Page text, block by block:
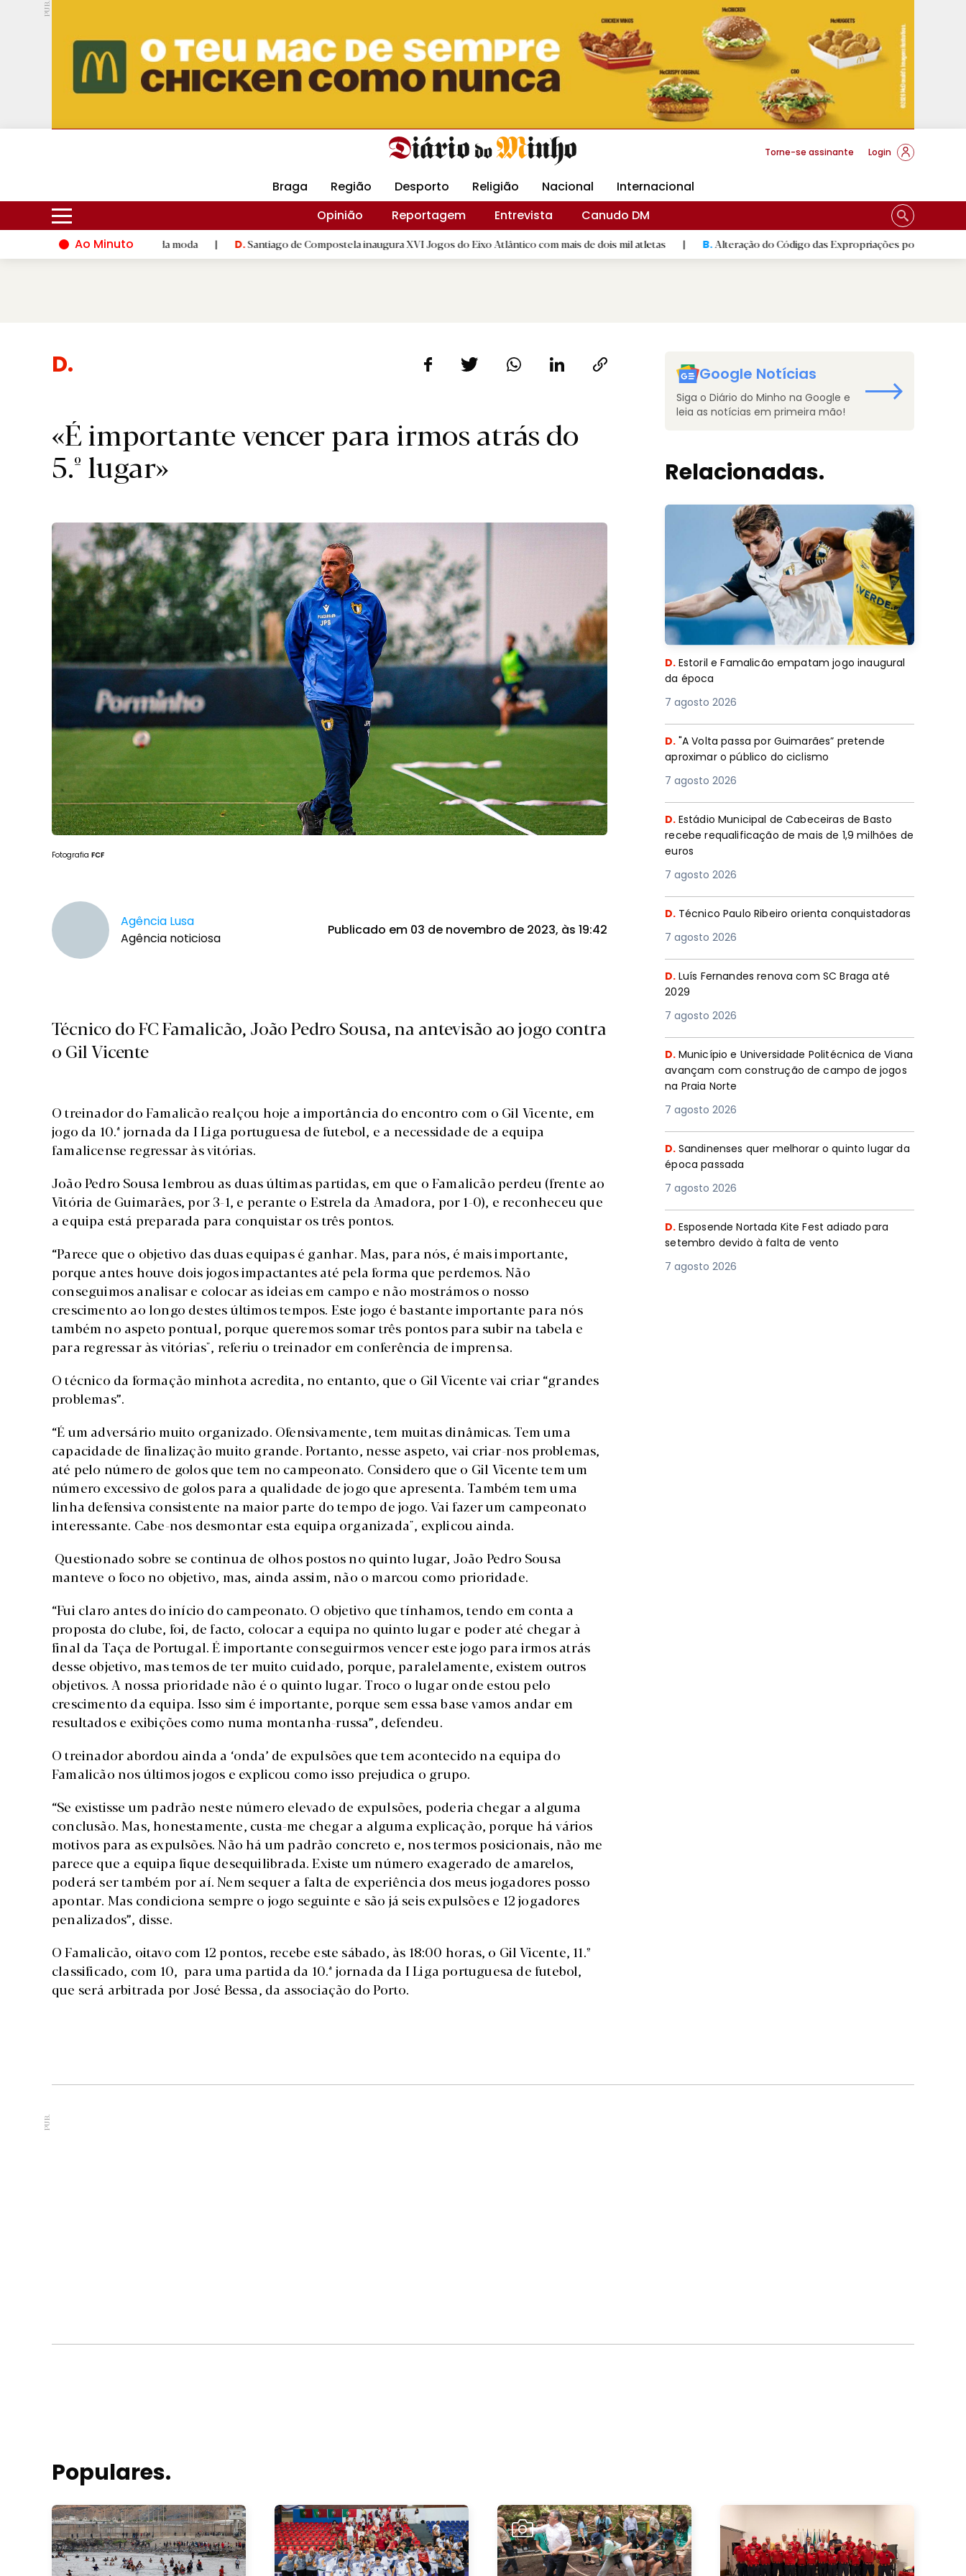
PUB.
Hoje 17ºC 24ºC DMtv Revista Minha Gráfica DM Livraria DM Arquidiocese Braga
Torne-se assinante Login
Braga Região Desporto Religião Nacional
Internacional
Opinião
Reportagem Entrevista
Canudo DM
Ao Minuto
do mundo da moda D.Santiago de Compostela inaugura XVI Jogos do Eixo Atlântico com mais de dois mil atletas | B.Alteração do Código das Expropriações pode ajudar construção da
Desporto.
«É importante vencer para irmos atrás do
5.º lugar»
Fotografia FCF
Agência Lusa
Agência noticiosa
Publicado em 03 de novembro de 2023, às 19:42
Técnico do FC Famalicão, João Pedro Sousa, na antevisão ao jogo contra
o Gil Vicente
O treinador do Famalicão realçou hoje a importância do encontro com o Gil Vicente, em
jogo da 10.ª jornada da I Liga portuguesa de futebol, e a necessidade de a equipa
famalicense regressar às vitórias.
João Pedro Sousa lembrou as duas últimas partidas, em que o Famalicão perdeu (frente ao
Vitória de Guimarães, por 3-1, e perante o Estrela da Amadora, por 1-0), e reconheceu que
a equipa está preparada para conquistar os três pontos.
“Parece que o objetivo das duas equipas é ganhar. Mas, para nós, é mais importante,
porque antes houve dois jogos impactantes até pela forma que perdemos. Não
conseguimos analisar e colocar as ideias em campo e não mostrámos o nosso
crescimento ao longo destes últimos tempos. Este jogo é bastante importante para nós
também no aspeto pontual, porque queremos somar três pontos para subir na tabela e
para regressar às vitórias", referiu o treinador em conferência de imprensa.
O técnico da formação minhota acredita, no entanto, que o Gil Vicente vai criar “grandes
problemas”.
“É um adversário muito organizado. Ofensivamente, tem muitas dinâmicas. Tem uma
capacidade de finalização muito grande. Portanto, nesse aspeto, vai criar-nos problemas,
até pelo número de golos que tem no campeonato. Considero que o Gil Vicente tem um
número excessivo de golos para a qualidade de jogo que apresenta. Também tem uma
linha defensiva consistente na maior parte do tempo de jogo. Vai fazer um campeonato
interessante. Cabe-nos desmontar esta equipa organizada", explicou ainda.
Questionado sobre se continua de olhos postos no quinto lugar, João Pedro Sousa
manteve o foco no objetivo, mas, ainda assim, não o marcou como prioridade.
“Fui claro antes do início do campeonato. O objetivo que tínhamos, tendo em conta a
proposta do clube, foi, de facto, colocar a equipa no quinto lugar e poder até chegar à
final da Taça de Portugal. É importante conseguirmos vencer este jogo para irmos atrás
desse objetivo, mas temos de ter muito cuidado, porque, paralelamente, existem outros
objetivos. A nossa prioridade não é o quinto lugar. Troco o lugar onde estou pelo
crescimento da equipa. Isso sim é importante, porque sem essa base vamos andar em
resultados e exibições como numa montanha-russa”, defendeu.
O treinador abordou ainda a ‘onda’ de expulsões que tem acontecido na equipa do
Famalicão nos últimos jogos e explicou como isso prejudica o grupo.
“Se existisse um padrão neste número elevado de expulsões, poderia chegar a alguma
conclusão. Mas, honestamente, custa-me chegar a alguma explicação, porque há vários
motivos para as expulsões. Não há um padrão concreto e, nos termos posicionais, não me
parece que a equipa fique desequilibrada. Existe um número exagerado de amarelos,
poderá ser também por aí. Nem sequer a falta de experiência dos meus jogadores posso
apontar. Mas condiciona sempre o jogo seguinte e são já seis expulsões e 12 jogadores
penalizados”, disse.
O Famalicão, oitavo com 12 pontos, recebe este sábado, às 18:00 horas, o Gil Vicente, 11.º
classificado, com 10, para uma partida da 10.ª jornada da I Liga portuguesa de futebol,
que será arbitrada por José Bessa, da associação do Porto.
Google Notícias
Siga o Diário do Minho na Google e
leia as notícias em primeira mão!
Relacionadas.
D. Estoril e Famalicão empatam jogo inaugural
da época
7 agosto 2026
D. "A Volta passa por Guimarães” pretende
aproximar o público do ciclismo
7 agosto 2026
D. Estádio Municipal de Cabeceiras de Basto
recebe requalificação de mais de 1,9 milhões de
euros
7 agosto 2026
D. Técnico Paulo Ribeiro orienta conquistadoras
7 agosto 2026
D. Luís Fernandes renova com SC Braga até
2029
7 agosto 2026
D. Município e Universidade Politécnica de Viana
avançam com construção de campo de jogos
na Praia Norte
7 agosto 2026
D. Sandinenses quer melhorar o quinto lugar da
época passada
7 agosto 2026
D. Esposende Nortada Kite Fest adiado para
setembro devido à falta de vento
7 agosto 2026
PUB.
Populares.